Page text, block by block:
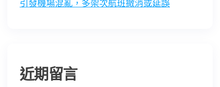
引發機場混亂，多架次航班撤消或延誤
近期留言